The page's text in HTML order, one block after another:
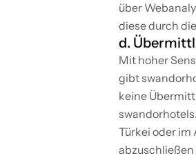
über
diese durch
d.
Mit hoher
gibt
keine
Türkei oder im
abzuschließen